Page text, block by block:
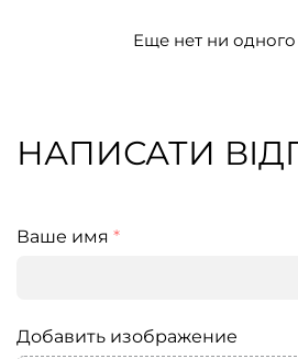
Еще нет ни одного
НАПИСАТИ
Ваше имя *
Добавить изображение